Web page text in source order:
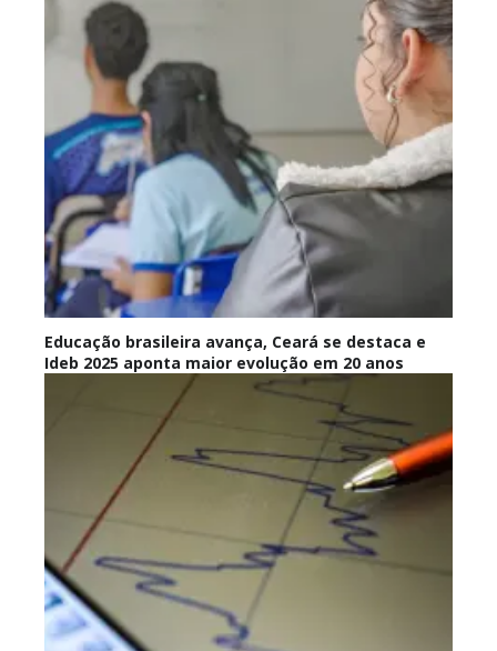
Educação brasileira avança, Ceará se destaca e
Ideb 2025 aponta maior evolução em 20 anos